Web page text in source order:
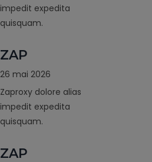
impedit expedita
quisquam.
ZAP
26 mai 2026
Zaproxy dolore alias
impedit expedita
quisquam.
ZAP